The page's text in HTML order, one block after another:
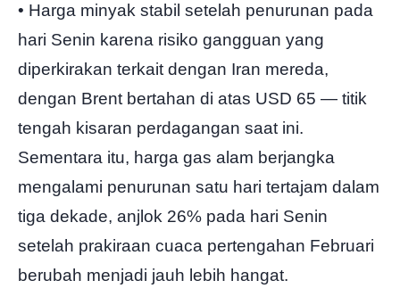
• Harga minyak stabil setelah penurunan pada
hari Senin karena risiko gangguan yang
diperkirakan terkait dengan Iran mereda,
dengan Brent bertahan di atas USD 65 — titik
tengah kisaran perdagangan saat ini.
Sementara itu, harga gas alam berjangka
mengalami penurunan satu hari tertajam dalam
tiga dekade, anjlok 26% pada hari Senin
setelah prakiraan cuaca pertengahan Februari
berubah menjadi jauh lebih hangat.